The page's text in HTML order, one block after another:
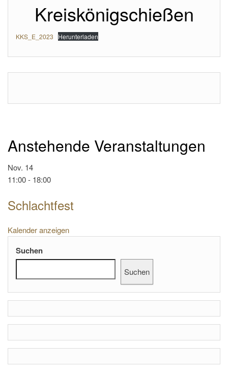
Kreiskönigschießen
KKS_E_2023 Herunterladen
Anstehende Veranstaltungen
Nov. 14
11:00- 18:00
Schlachtfest
Kalender anzeigen
Suchen
Suchen